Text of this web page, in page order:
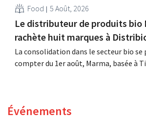
Food 5 Août, 2026
Le distributeur de produits bio
rachète huit marques à
La consolidation dans le secteur bio se
compter du 1er août, Marma, basée à
Événements